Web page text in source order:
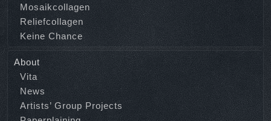
Mosaikcollagen
Reliefcollagen
Keine Chance
About
Vita
News
Artists’ Group Projects